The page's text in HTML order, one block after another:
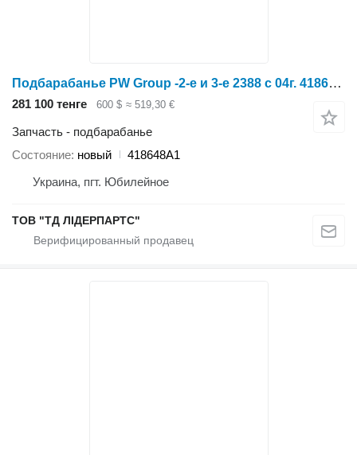
Подбарабанье PW Group -2-е и 3-е 2388 с 04г. 418648A1 для зерноуборочного комбайна
281 100 тенге 600 $ ≈ 519,30 €
Запчасть - подбарабанье
Состояние новый
418648A1
Украина, пгт. Юбилейное
ТОВ "ТД ЛІДЕРПАРТС"